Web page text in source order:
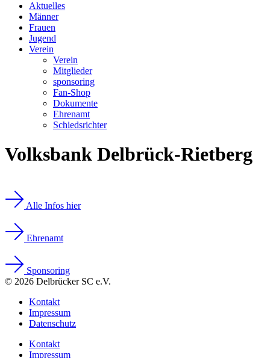
Aktuelles
Männer
Frauen
Jugend
Verein
Verein
Mitglieder
sponsoring
Fan-Shop
Dokumente
Ehrenamt
Schiedsrichter
Volksbank Delbrück-Rietberg
Alle Infos hier
Ehrenamt
Sponsoring
© 2026 Delbrücker SC e.V.
Kontakt
Impressum
Datenschutz
Kontakt
Impressum